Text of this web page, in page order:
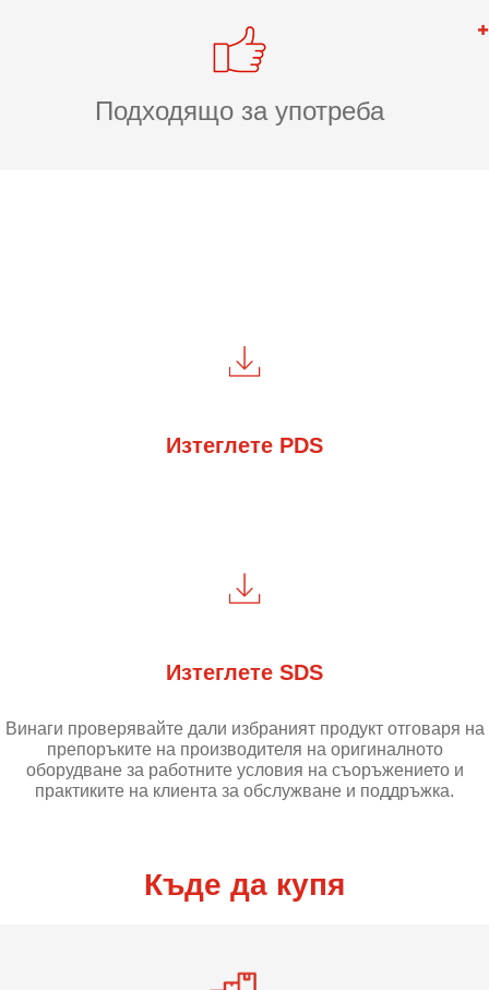
Подходящо за употреба
Изтеглете PDS
Изтеглете SDS
Винаги проверявайте дали избраният продукт отговаря на
препоръките на производителя на оригиналното
оборудване за работните условия на съоръжението и
практиките на клиента за обслужване и поддръжка.
Къде да купя